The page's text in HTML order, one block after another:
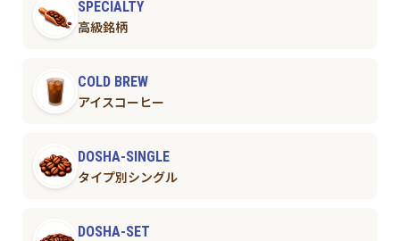
SPECIALTY
高級銘柄
COLD BREW
アイスコーヒー
DOSHA-SINGLE
タイプ別シングル
DOSHA-SET